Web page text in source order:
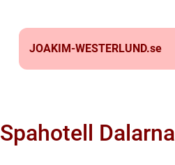
JOAKIM-WESTERLUND.se
Spahotell Dalarna